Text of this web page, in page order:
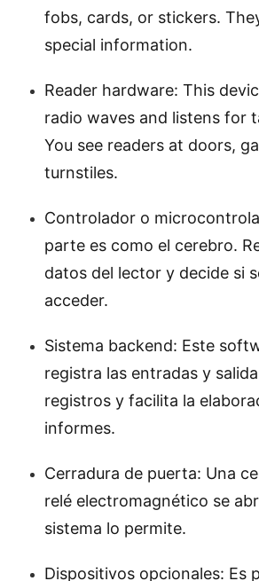
fobs, cards, or stickers.
special information.
Reader hardware: This
radio waves and listens for
You see readers at doors,
turnstiles.
Controlador o
parte es como el cerebro.
datos del lector y decide si
acceder.
Sistema backend: Este
registra las entradas y
registros y facilita la
informes.
Cerradura de puerta: Una
relé electromagnético se
sistema lo permite.
Dispositivos opcionales: Es